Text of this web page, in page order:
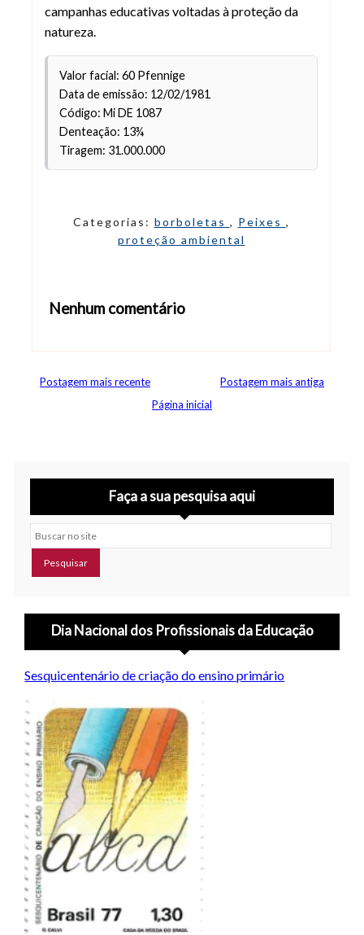
campanhas educativas voltadas à proteção da
natureza.
Valor facial: 60 Pfennige
Data de emissão: 12/02/1981
Código: Mi DE 1087
Denteação: 13¾
Tiragem: 31.000.000
Categorias: borboletas , Peixes ,
proteção ambiental
Nenhum comentário
Postagem mais recente
Postagem mais antiga
Página inicial
Faça a sua pesquisa aqui
Buscar no site
Dia Nacional dos Profissionais da Educação
Sesquicentenário de criação do ensino primário